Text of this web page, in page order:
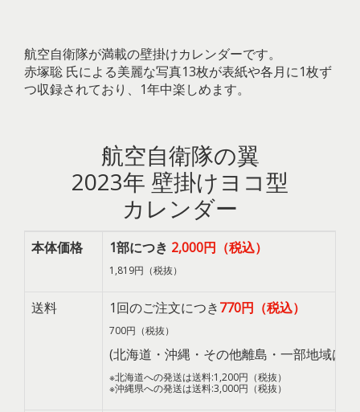
航空自衛隊が満載の壁掛けカレンダーです。
赤塚聡 氏による美麗な写真13枚が表紙や各月に1枚ず
つ収録されており、1年中楽しめます。
航空自衛隊の翼
2023年 壁掛けヨコ型
カレンダー
本体価格 1部につき 2,000円（税込）
1,819円（税抜）
送料 1回のご注文につき770円（税込）
700円（税抜）
(北海道・沖縄・その他離島・一部地域は
※北海道への発送は送料:1,200円（税抜）
※沖縄県への発送は送料:3,000円（税抜）